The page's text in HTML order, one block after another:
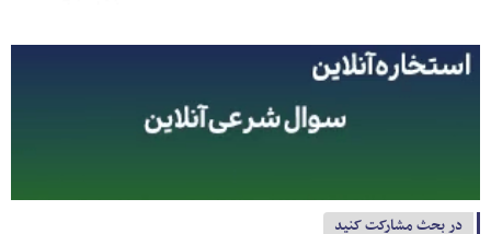
در بحث مشارکت کنید